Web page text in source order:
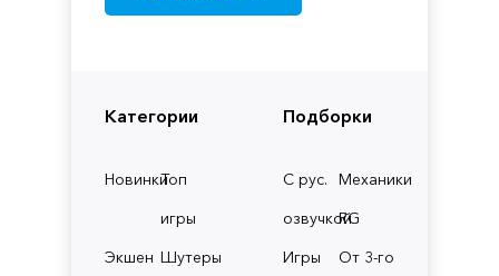
Категории
НовинкиТоп
игры
Экшен Шутеры
Подборки
С рус.
озвучкой
Механики
RG
Игры
От 3-го